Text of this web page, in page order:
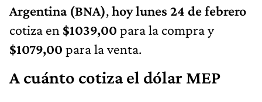
Argentina (BNA),hoy lunes 24 de febrero
cotiza en $1039,00 para la compra y
$1079,00 para la venta.
A cuánto cotiza el dólar MEP